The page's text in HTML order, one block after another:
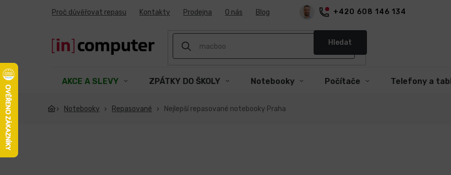
+420 608 146 134
Proč důvěřovat repasu Kontakty Prodejna O nás Blog
Hledat
AKCE A SLEVY ZPÁTKY DO ŠKOLY Notebooky Počítače Telefony a
Notebooky Repasované Nejlepší repasované notebooky Praha